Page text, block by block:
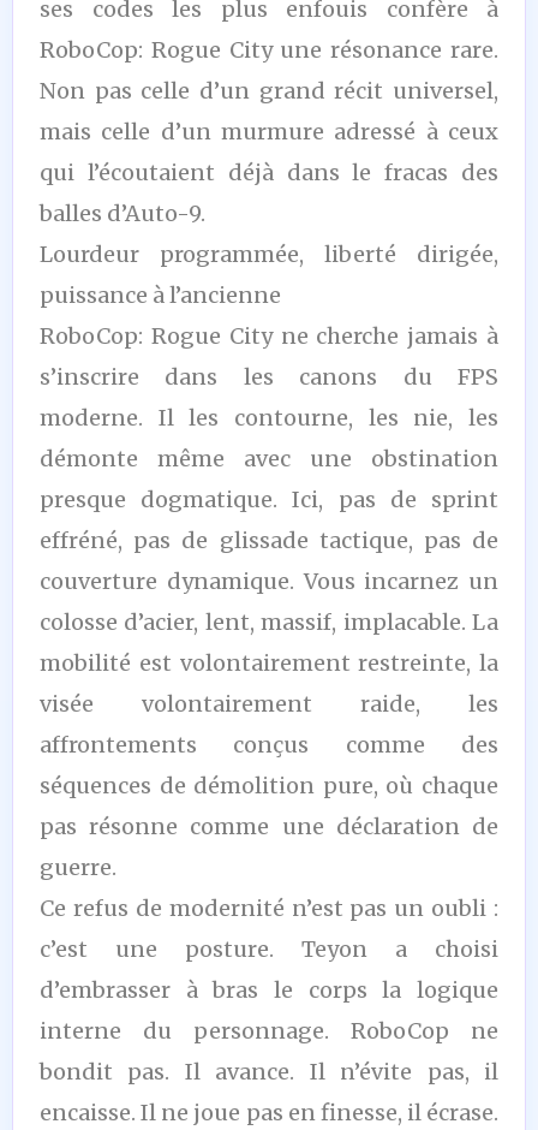
ses codes les plus enfouis confère à
RoboCop: Rogue City une résonance rare.
Non pas celle d’un grand récit universel,
mais celle d’un murmure adressé à ceux
qui l’écoutaient déjà dans le fracas des
balles d’Auto-9.
Lourdeur programmée, liberté dirigée,
puissance à l’ancienne
RoboCop: Rogue City ne cherche jamais à
s’inscrire dans les canons du FPS
moderne. Il les contourne, les nie, les
démonte même avec une obstination
presque dogmatique. Ici, pas de sprint
effréné, pas de glissade tactique, pas de
couverture dynamique. Vous incarnez un
colosse d’acier, lent, massif, implacable. La
mobilité est volontairement restreinte, la
visée volontairement raide, les
affrontements conçus comme des
séquences de démolition pure, où chaque
pas résonne comme une déclaration de
guerre.
Ce refus de modernité n’est pas un oubli :
c’est une posture. Teyon a choisi
d’embrasser à bras le corps la logique
interne du personnage. RoboCop ne
bondit pas. Il avance. Il n’évite pas, il
encaisse. Il ne joue pas en finesse, il écrase.